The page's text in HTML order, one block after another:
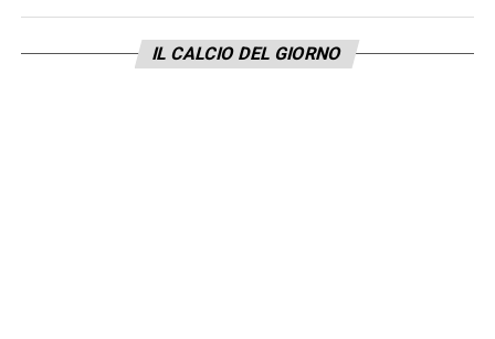
IL CALCIO DEL GIORNO